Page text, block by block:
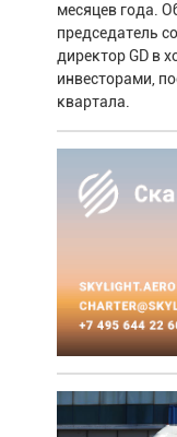
месяцев года.
председатель
директор GD в
инвесторами,
квартала.